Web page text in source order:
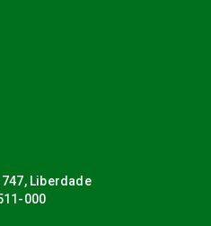
Liberdade
000